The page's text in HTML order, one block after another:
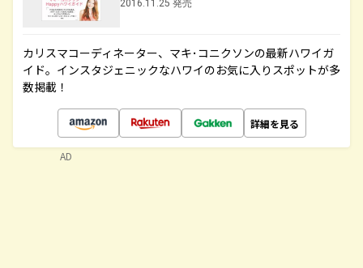
2016.11.25 発売
カリスマコーディネーター、マキ･コニクソンの最新ハワイガ
イド。インスタジェニックなハワイのお気に入りスポットが多
数掲載！
詳細を見る
AD